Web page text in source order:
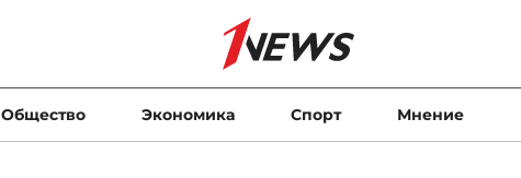
Общество Экономика Спорт Мнение